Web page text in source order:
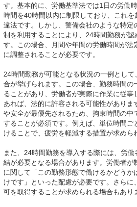
す。基本的に、労働基準法では1日の労働
時間を40時間以内に制限しており、これ
違法です。しかし、警備会社のような特定
制を利用することにより、24時間勤務が認
す。この場合、月間や年間の労働時間が法
に調整されることが必要です。
24時間勤務が可能となる状況の一例とし
合が挙げられます。この場合、勤務時間の
ることがあり、労働者が実際に作業に従事
あれば、法的に許容される可能性がありま
や安全が最優先されるため、拘束時間の中
することが必須です。例えば、単位時間ご
けることで、疲労を軽減する措置が求めら
また、24時間勤務を導入する際には、労
結が必要となる場合があります。労働者が
に関して「この勤務形態で働けるかどうか
けです」といった配慮が必要です。さらに
可を取得することが求められる場合もあり